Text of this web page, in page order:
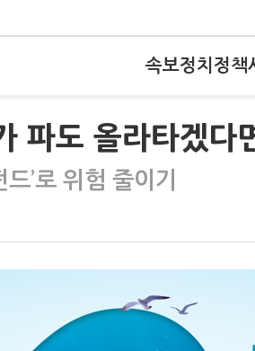
속보정치 정책
파도 올라타겠다
’로 위험 줄이기